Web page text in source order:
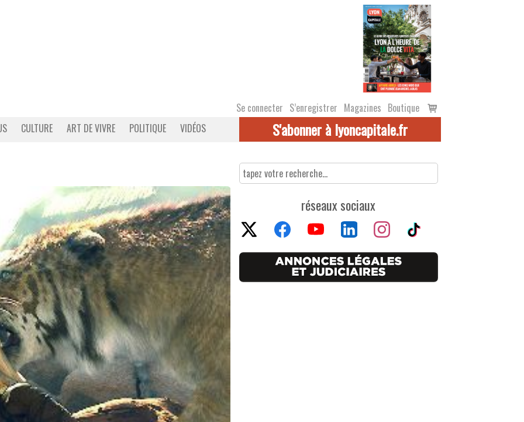
Se connecter S’enregistrer Magazines Boutique
Voir
le
CULTURE ART DE VIVRE POLITIQUE VIDÉOS S'abonner à lyoncapitale.fr
réseaux sociaux